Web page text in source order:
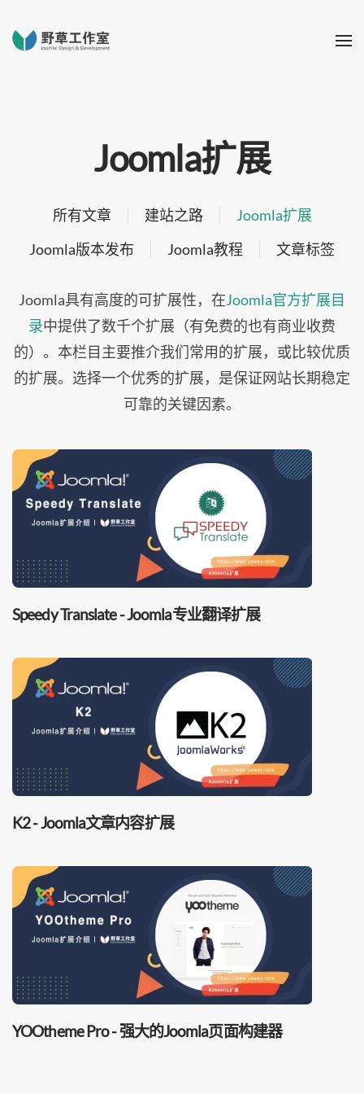
Joomla扩展
所有文章 建站之路
Joomla扩展
Joomla版本发布
Joomla教程 文章标签
Joomla具有高度的可扩展性，在Joomla官方扩展目
录中提供了数千个扩展（有免费的也有商业收费
的）。本栏目主要推介我们常用的扩展，或比较优质
的扩展。选择一个优秀的扩展，是保证网站长期稳定
可靠的关键因素。
Speedy Translate - Joomla专业翻译扩展
K2 - Joomla文章内容扩展
YOOtheme Pro - 强大的Joomla页面构建器